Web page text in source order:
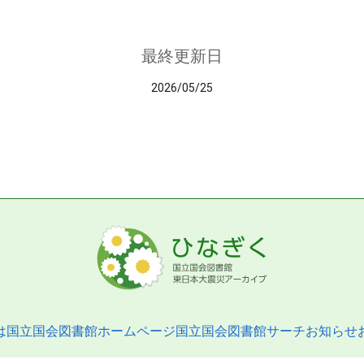
最終更新日
2026/05/25
国立国会図書館ホームページ国立国会図書館サーチお知らせ